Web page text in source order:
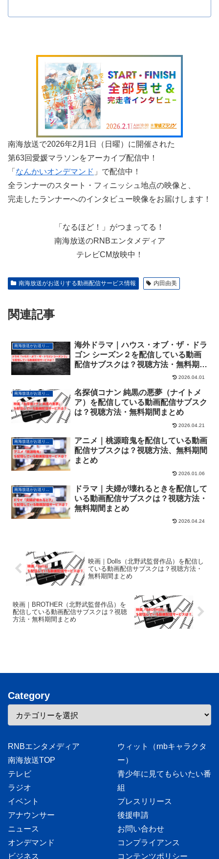
南海放送で2026年2月1日（日曜）に開催された
第63回愛媛マラソンをアーカイブ配信中！
「 なんかいオンデマンド 」で配信中！
全ランナーのスタート・フィニッシュ地点の映像と、
完走したランナーへのインタビュー映像をお届けします！
「なるほど！」がつまってる！
南海放送のRNBエンタメディア
テレビCM放映中！
南海放送がお送りする動画配信サービス情報 内田由美
関連記事
海外ドラマ｜ハウス・オブ・ザ・ドラ
ゴン シーズン２を配信している動画
配信サブスクは？視聴方法・無料期間
2026.04.01
南海放送がお送りする動画配信サービス情報
名探偵コナン 純黒の悪夢（ナイトメ
ア）を配信している動画配信サブスク
は？視聴方法・無料期間まとめ
2026.04.21
南海放送がお送りする動画配信サービス情報
アニメ｜桃源暗鬼を配信している動画
配信サブスクは？視聴方法、無料期間
まとめ
2026.01.06
ドラマ｜夫婦が壊れるときを配信して
いる動画配信サブスクは？視聴方法・
無料期間まとめ
2026.04.24
映画｜Dolls（北野武監督作品）を配信し
ている動画配信サブスクは？視聴方法・
無料期間まとめ
映画｜BROTHER（北野武監督作品）を
配信している動画配信サブスクは？視聴
方法・無料期間まとめ
Category
RNBエンタメディア
南海放送TOP
テレビ
ラジオ
イベント
アナウンサー
ニュース
オンデマンド
ビジネス
ウィット（rnbキャラクタ
ー）
青少年に見てもらいたい番
組
プレスリリース
後援申請
お問い合わせ
コンプライアンス
コンテンツポリシー